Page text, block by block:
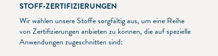
STOFF-ZERTIFIZIERUNGEN
Wir wählen unsere Stoffe sorgfältig aus, um eine Reihe
von Zertifizierungen anbieten zu können, die auf spezielle
Anwendungen zugeschnitten sind: